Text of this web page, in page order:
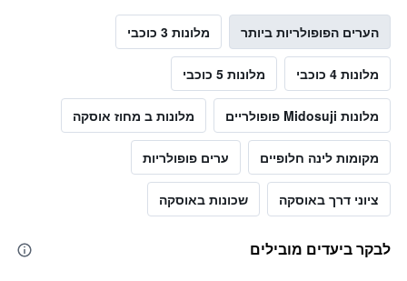
הערים הפופולריות ביותר מלונות 3 כוכבי
מלונות 4 כוכבי מלונות 5 כוכבי
מלונות Midosuji פופולריים מלונות ב מחוז אוסקה
מקומות לינה חלופיים ערים פופולריות
ציוני דרך באוסקה שכונות באוסקה
לבקר ביעדים מובילים